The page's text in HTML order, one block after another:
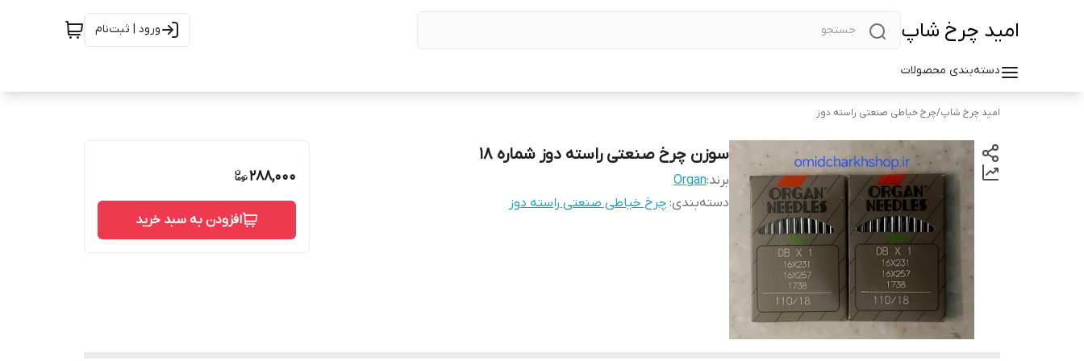
امید چرخ شاپ ورود | ثبت‌نام
دسته‌بندی محصولات
امید چرخ شاپ/چرخ خیاطی صنعتی راسته دوز
سوزن چرخ صنعتی راسته دوز شماره ۱۸
برند:Organ
دسته‌بندی: چرخ خیاطی صنعتی راسته دوز
288,000
افزودن به سبد خرید